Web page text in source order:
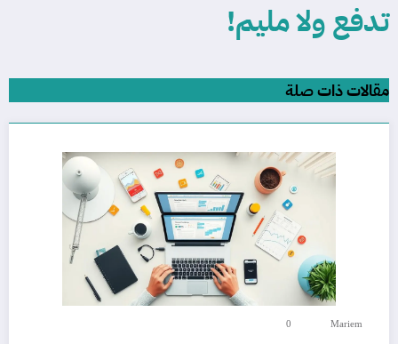
تدفع ولا مليم!
مقالات ذات صلة
Mariem
0